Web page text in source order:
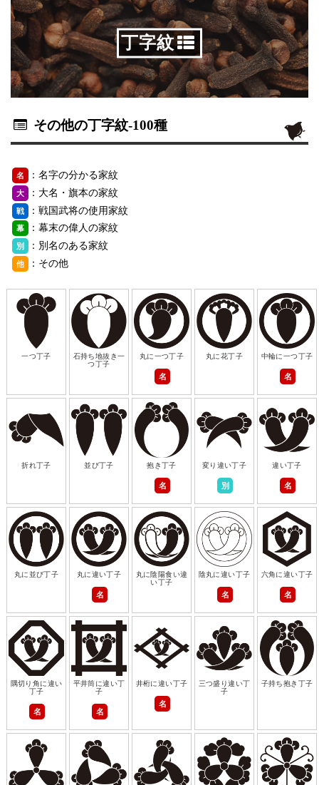
丁字紋
その他の丁字紋-100種
名 ：名字の分かる家紋
大 ：大名・旗本の家紋
戦 ：戦国武将の使用家紋
幕 ：幕末の偉人の家紋
別 ：別名のある家紋
他 ：その他
一つ丁子
石持ち地抜き一
つ丁子
丸に一つ丁子
名
丸に花丁子 中輪に一つ丁子
名
折れ丁子 並び丁子 抱き丁子
名
変り違い丁子
別
違い丁子
名
丸に並び丁子 丸に違い丁子
名
丸に陰陽食い違
い丁子
陰丸に違い丁子
名
六角に違い丁子
名
隅切り角に違い
丁子
名
平井筒に違い丁
子
名
井桁に違い丁子
名
三つ盛り違い丁
子
子持ち抱き丁子